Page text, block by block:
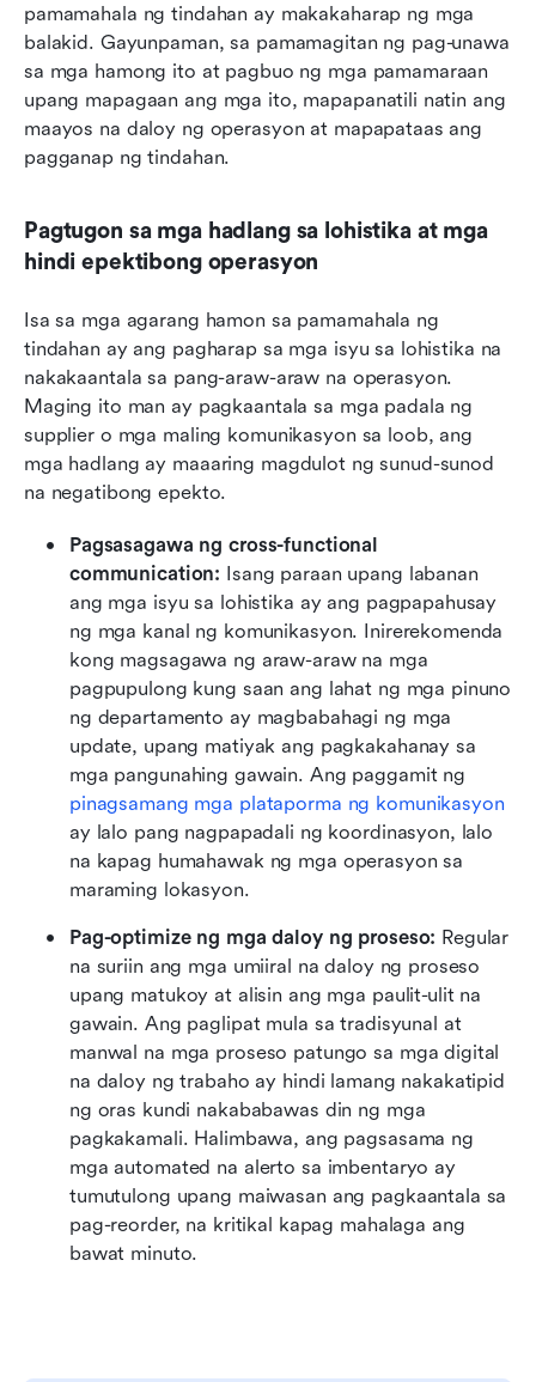
pamamahala ng tindahan ay makakaharap ng mga
balakid. Gayunpaman, sa pamamagitan ng pag-unawa
sa mga hamong ito at pagbuo ng mga pamamaraan
upang mapagaan ang mga ito, mapapanatili natin ang
maayos na daloy ng operasyon at mapapataas ang
pagganap ng tindahan.
Pagtugon sa mga hadlang sa lohistika at mga
hindi epektibong operasyon
Isa sa mga agarang hamon sa pamamahala ng
tindahan ay ang pagharap sa mga isyu sa lohistika na
nakakaantala sa pang-araw-araw na operasyon.
Maging ito man ay pagkaantala sa mga padala ng
supplier o mga maling komunikasyon sa loob, ang
mga hadlang ay maaaring magdulot ng sunud-sunod
na negatibong epekto.
Pagsasagawa ng cross-functional
communication: Isang paraan upang labanan
ang mga isyu sa lohistika ay ang pagpapahusay
ng mga kanal ng komunikasyon. Inirerekomenda
kong magsagawa ng araw-araw na mga
pagpupulong kung saan ang lahat ng mga pinuno
ng departamento ay magbabahagi ng mga
update, upang matiyak ang pagkakahanay sa
pinagsamang mga plataporma ng komunikasyon
ay lalo pang nagpapadali ng koordinasyon, lalo
na kapag humahawak ng mga operasyon sa
maraming lokasyon.
Pag-optimize ng mga daloy ng proseso: Regular
na suriin ang mga umiiral na daloy ng proseso
upang matukoy at alisin ang mga paulit-ulit na
gawain. Ang paglipat mula sa tradisyunal at
manwal na mga proseso patungo sa mga digital
na daloy ng trabaho ay hindi lamang nakakatipid
ng oras kundi nakababawas din ng mga
pagkakamali. Halimbawa, ang pagsasama ng
mga automated na alerto sa imbentaryo ay
tumutulong upang maiwasan ang pagkaantala sa
pag-reorder, na kritikal kapag mahalaga ang
bawat minuto.